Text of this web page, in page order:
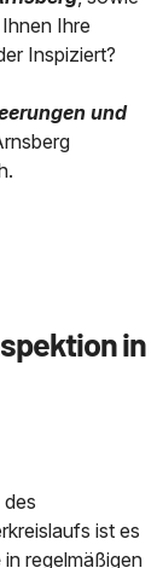
physikalische
Ihre
Inspiziert?
und
in
ist es
in regelmäßigen